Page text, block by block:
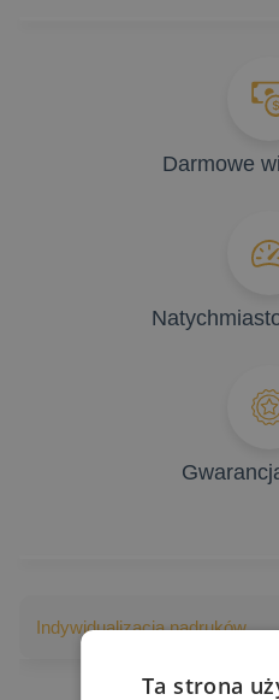
Darmowe
Indywidualizacja nadruków
Ta strona